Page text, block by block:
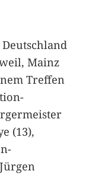
Mainz
Treffen
(13),